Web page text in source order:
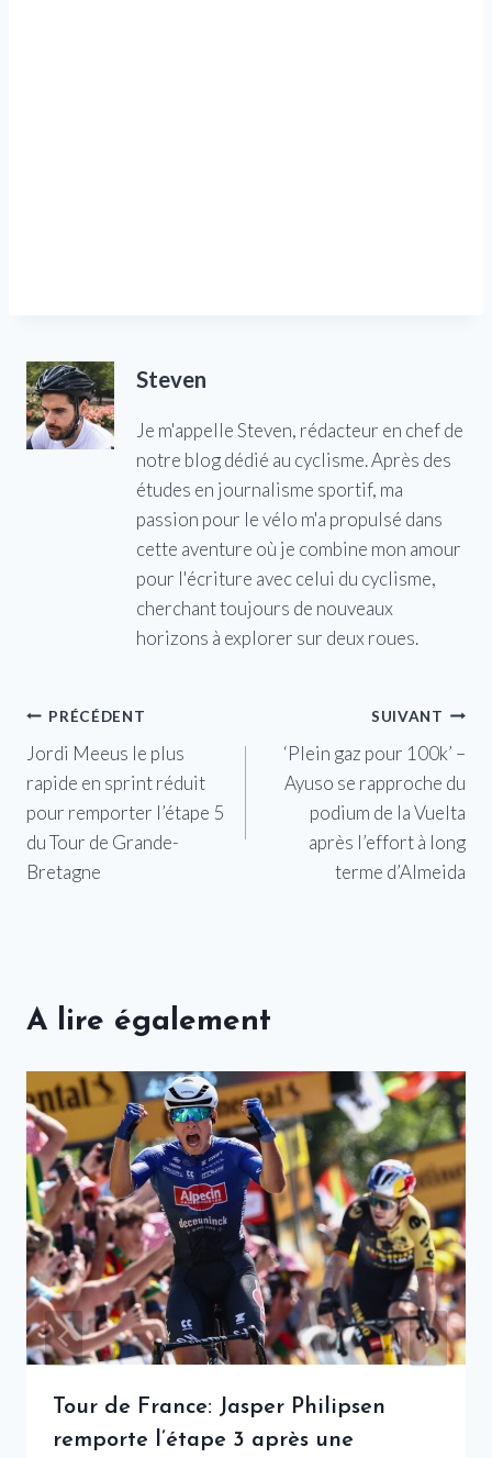
Steven
Je m'appelle Steven, rédacteur en chef de
notre blog dédié au cyclisme. Après des
études en journalisme sportif, ma
passion pour le vélo m'a propulsé dans
cette aventure où je combine mon amour
pour l'écriture avec celui du cyclisme,
cherchant toujours de nouveaux
horizons à explorer sur deux roues.
Navigation
de
l’article
PRÉCÉDENT
Jordi Meeus le plus
rapide en sprint réduit
pour remporter l’étape 5
du Tour de Grande-
Bretagne
SUIVANT
‘Plein gaz pour 100k’ –
Ayuso se rapproche du
podium de la Vuelta
après l’effort à long
terme d’Almeida
A lire également
Tour de France: Jasper Philipsen
remporte l’étape 3 après une